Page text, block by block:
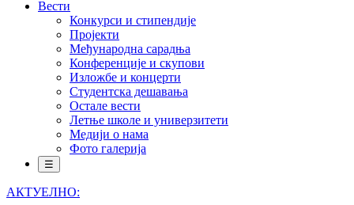
Вести
Конкурси и стипендије
Пројекти
Међународна сарадња
Конференције и скупови
Изложбе и концерти
Студентска дешавања
Остале вести
Летње школе и универзитети
Медији о нама
Фото галерија
☰
АКТУЕЛНО: